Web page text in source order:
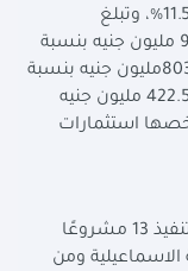
الصحة بقيمة 1,25 مليار جنيه بنسبة 11.5%، وتبلغ
استثمارات قطاع التنمية المحلية 935 مليون جنيه بنسبة
8.6%، ويخص قطاع التعليم العالي 803مليون جنيه بنسبة
7.4%، وقطاع التعليم قبل الجامعي 422.5 مليون جنيه
فيخصها استثمارات
وأوضح التقرير أن الخطة تستهدف تنفيذ 13 مشروعًا
ومن